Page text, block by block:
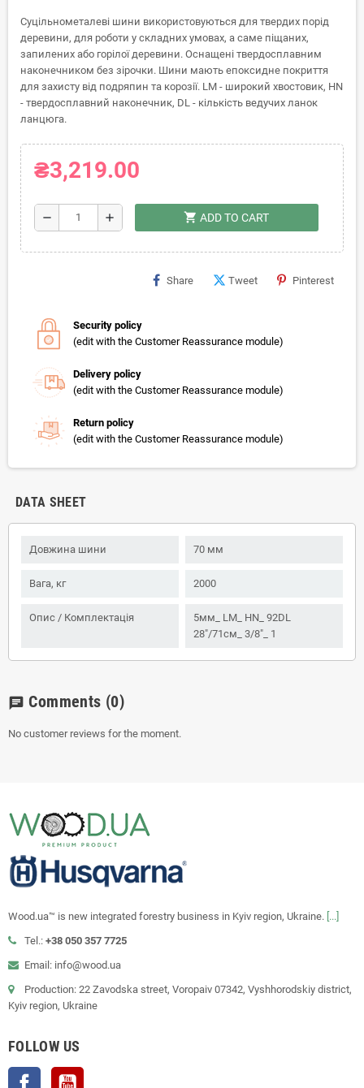
Суцільнометалеві шини використовуються для твердих порід
деревини, для роботи у складних умовах, а саме піщаних,
запилених або горілої деревини. Оснащені твердосплавним
наконечником без зірочки. Шини мають епоксидне покриття
для захисту від подряпин та корозії. LM - широкий хвостовик, HN
- твердосплавний наконечник, DL - кількість ведучих ланок
ланцюга.
₴3,219.00
remove add shopping_cart ADD TO CART
Share Tweet Pinterest
Security policy
(edit with the Customer Reassurance module)
Delivery policy
(edit with the Customer Reassurance module)
Return policy
(edit with the Customer Reassurance module)
DATA SHEET
Довжина шини 70 мм
Вага, кг 2000
Опис / Комплектація
5мм_ LM_ HN_ 92DL
28"/71см_ 3/8"_ 1
chat Comments (0)
No customer reviews for the moment.
Wood.ua™ is new integrated forestry business in Kyiv region, Ukraine. [...]
Tel.: +38 050 357 7725
Email: info@wood.ua
Production: 22 Zavodska street, Voropaiv 07342, Vyshhorodskiy district,
Kyiv region, Ukraine
FOLLOW US
Facebook